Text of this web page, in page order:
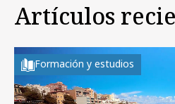
Artículos
Formación y estudios